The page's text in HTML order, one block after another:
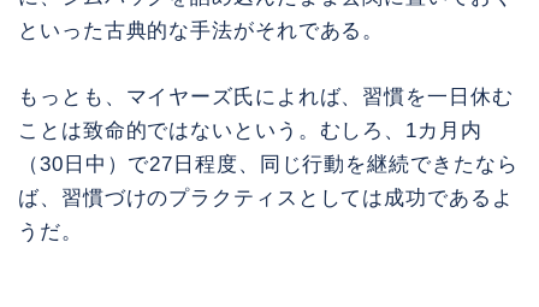
といった古典的な手法がそれである。
もっとも、マイヤーズ氏によれば、習慣を一日休む
ことは致命的ではないという。むしろ、1カ月内
（30日中）で27日程度、同じ行動を継続できたなら
ば、習慣づけのプラクティスとしては成功であるよ
うだ。